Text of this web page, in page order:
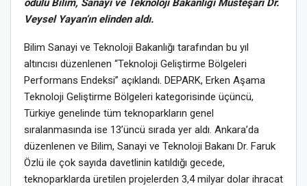
ödülü Bilim, Sanayi ve Teknoloji Bakanlığı Müsteşarı Dr.
Veysel Yayan’ın elinden aldı.
Bilim Sanayi ve Teknoloji Bakanlığı tarafından bu yıl
altıncısı düzenlenen “Teknoloji Geliştirme Bölgeleri
Performans Endeksi” açıklandı. DEPARK, Erken Aşama
Teknoloji Geliştirme Bölgeleri kategorisinde üçüncü,
Türkiye genelinde tüm teknoparkların genel
sıralanmasında ise 13’üncü sırada yer aldı. Ankara’da
düzenlenen ve Bilim, Sanayi ve Teknoloji Bakanı Dr. Faruk
Özlü ile çok sayıda davetlinin katıldığı gecede,
teknoparklarda üretilen projelerden 3,4 milyar dolar ihracat